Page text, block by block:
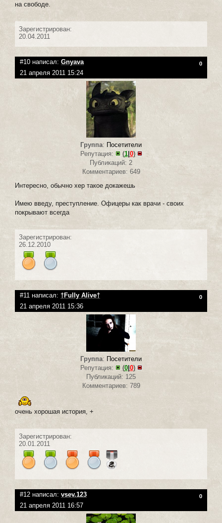
на свободе.
Зарегистрирован:
20.04.2011
#10 написал: Gnyava 0
21 апреля 2011 15:24
Группа: Посетители
Репутация:
(1|0)
Публикаций: 2
Комментариев: 649
Интересно, обычно хер такое докажешь
Имею введу, преступление. Офицеры как врачи - своих
покрывают всегда
Зарегистрирован:
26.12.2010
#11 написал: †Fully Alive† 0
21 апреля 2011 15:36
Группа: Посетители
Репутация:
(0|0)
Публикаций: 125
Комментариев: 789
очень хорошая история, +
Зарегистрирован:
20.01.2011
#12 написал: vsev.123 0
21 апреля 2011 16:57